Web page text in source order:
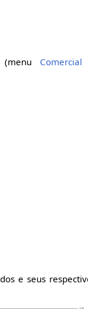
(menu Comercial
e seus